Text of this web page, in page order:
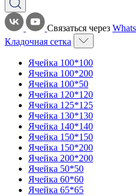
Связаться через
Кладочная сетка
Ячейка 100*100
Ячейка 100*200
Ячейка 100*50
Ячейка 120*120
Ячейка 125*125
Ячейка 130*130
Ячейка 140*140
Ячейка 150*150
Ячейка 150*200
Ячейка 200*200
Ячейка 50*50
Ячейка 60*60
Ячейка 65*65